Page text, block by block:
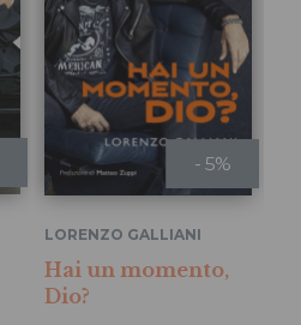
- 5%
LORENZO GALLIANI
Hai un momento,
Dio?